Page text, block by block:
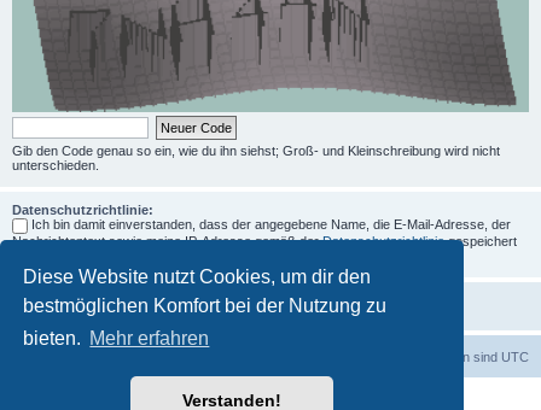
Diese Website nutzt Cookies, um dir den
bestmöglichen Komfort bei der Nutzung zu
bieten. Mehr erfahren
Verstanden!
Gib den Code genau so ein, wie du ihn siehst; Groß- und Kleinschreibung wird nicht
unterschieden.
Datenschutzrichtlinie:
Ich bin damit einverstanden, dass der angegebene Name, die E-Mail-Adresse, der
Nachrichtentext sowie meine IP-Adresse gemäß derDatenschutzrichtliniegespeichert
Alle Zeiten sind UTC
Powered byphpBB® Forum Software © phpBB Limited